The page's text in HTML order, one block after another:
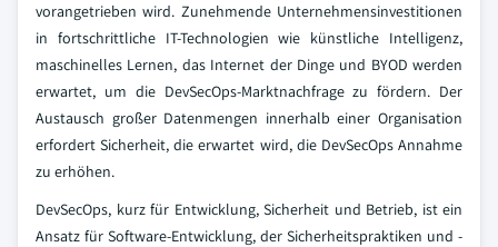
vorangetrieben wird. Zunehmende Unternehmensinvestitionen
in fortschrittliche IT-Technologien wie künstliche Intelligenz,
maschinelles Lernen, das Internet der Dinge und BYOD werden
erwartet, um die DevSecOps-Marktnachfrage zu fördern. Der
Austausch großer Datenmengen innerhalb einer Organisation
erfordert Sicherheit, die erwartet wird, die DevSecOps Annahme
zu erhöhen.
DevSecOps, kurz für Entwicklung, Sicherheit und Betrieb, ist ein
Ansatz für Software-Entwicklung, der Sicherheitspraktiken und -